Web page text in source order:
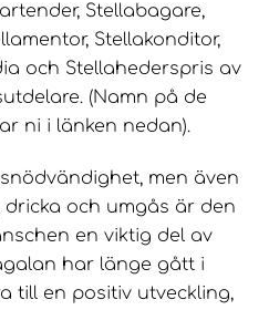
Stellabagare,
Stellakonditor,
och Stellahederspris av
(Namn på de
ni i länken nedan).
men även
och umgås är den
en viktig del av
har länge gått i
till en positiv utveckling,